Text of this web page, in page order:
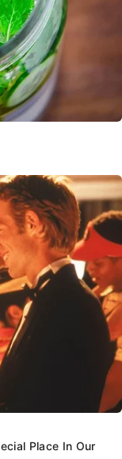
Place In Our